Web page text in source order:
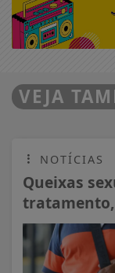
VEJA
NOTÍCIAS
Queixas